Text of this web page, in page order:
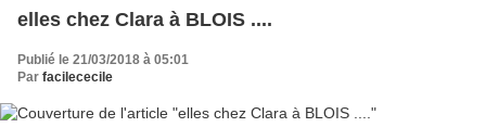
elles chez Clara à BLOIS ....
Publié le 21/03/2018 à 05:01
Par facilececile